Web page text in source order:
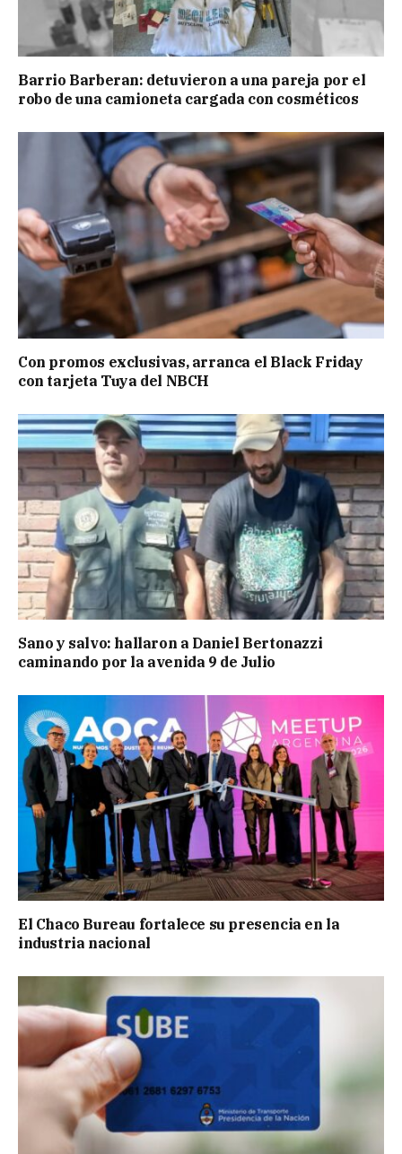
Barrio Barberan: detuvieron a una pareja por el
robo de una camioneta cargada con cosméticos
Con promos exclusivas, arranca el Black Friday
con tarjeta Tuya del NBCH
Sano y salvo: hallaron a Daniel Bertonazzi
caminando por la avenida 9 de Julio
El Chaco Bureau fortalece su presencia en la
industria nacional